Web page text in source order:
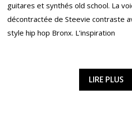
guitares et synthés old school. La
décontractée de Steevie contraste
style hip hop Bronx. L’inspiration
LIRE PLUS